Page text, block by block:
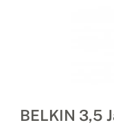
BELKIN 3,5